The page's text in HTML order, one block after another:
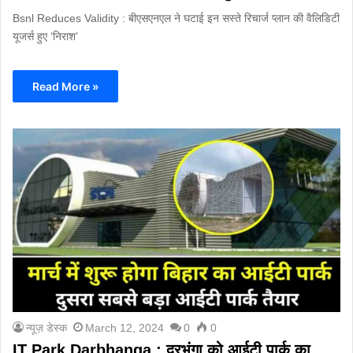
Bsnl Reduces Validity : बीएसएनएल ने घटाई इन सस्ते रिचार्ज प्लान की वैलिडिटी
यूजर्स हुए ‘निराश’
Read More »
न्यूज़ डेस्क March 12, 2024 0 0